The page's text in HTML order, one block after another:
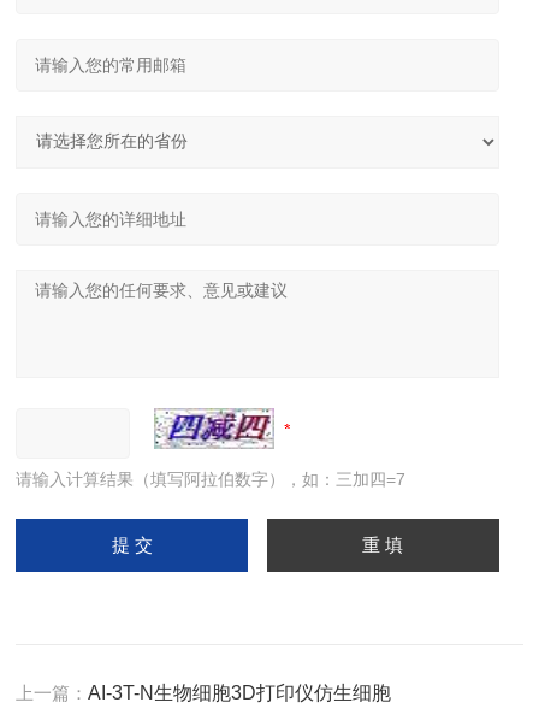
请输入计算结果（填写阿拉伯数字），如：三加四=7
上一篇：AI-3T-N生物细胞3D打印仪仿生细胞